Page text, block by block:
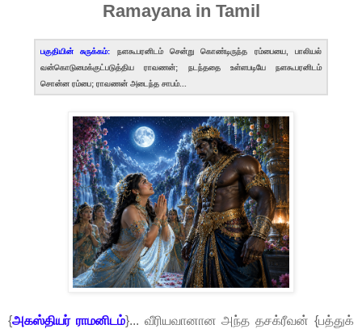
Ramayana in Tamil
பகுதியின் சுருக்கம்:
நளகூபரனிடம் சென்று கொண்டிருந்த ரம்பையை, பாலியல்
வன்கொடுமைக்குட்படுத்திய ராவணன்; நடந்ததை உள்ளபடியே நளகூபரனிடம்
சொன்ன ரம்பை; ராவணன் அடைந்த சாபம்...
{அகஸ்தியர் ராமனிடம்}... வீரியவானான அந்த தசக்ரீவன் {பத்துக்